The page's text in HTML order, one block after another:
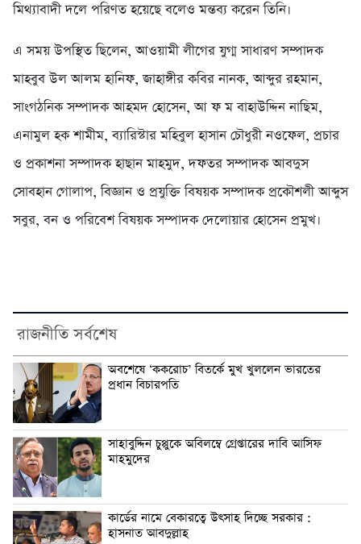
মিথ্যাবাদী দলে পরিণত হয়েছে বলেও মন্তব্য করেন তিনি।
এ সময় উপস্থিত ছিলেন, আওয়ামী লীগের যুগ্ম সাধারণ সম্পাদক
মাহবুব উল আলম হানিফ, জাহাঙ্গীর কবির নানক, আব্দুর রহমান,
সাংগঠনিক সম্পাদক আহমদ হোসেন, আ ফ ম বাহাউদ্দিন নাছিম,
এনামুল হক শামীম, ব্যারিস্টার মহিবুল হাসান চৌধুরী নওফেল, প্রচার
ও প্রকাশনা সম্পাদক হাছান মাহমুদ, দফতর সম্পাদক আবদুস
সোবহান গোলাপ, বিজ্ঞান ও প্রযুক্তি বিষয়ক সম্পাদক প্রকৌশলী আব্দুস
সবুর, বন ও পরিবেশ বিষয়ক সম্পাদক দেলোয়ার হোসেন প্রমুখ।
রাজনীতি সর্বশেষ
অবশেষে ‘ককরোচ’ বিতর্কে মুখ খুললেন ভারতের
প্রধান বিচারপতি
সাহাবুদ্দিন চুপ্পুকে অবিলম্বে গ্রেপ্তারের দাবি আসিফ
মাহমুদের
কার্ডের নামে বেকারত্বে উৎসাহ দিচ্ছে সরকার :
হাসনাত আবদুল্লাহ